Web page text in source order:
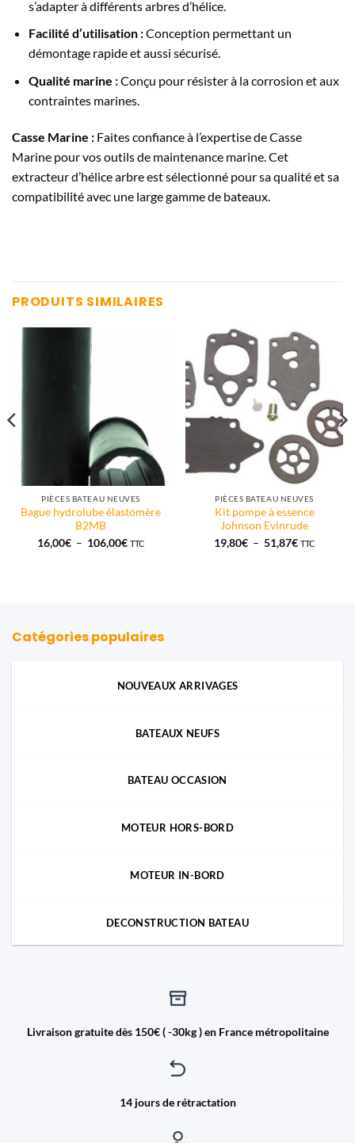
s’adapter à différents arbres d’hélice.
Facilité d’utilisation :Conception permettant un
démontage rapide et aussi sécurisé.
Qualité marine :Conçu pour résister à la corrosion et aux
contraintes marines.
Casse Marine : Faites confiance à l’expertise de Casse
Marine pour vos outils de maintenance marine. Cet
extracteur d’hélice arbre est sélectionné pour sa qualité et sa
compatibilité avec une large gamme de bateaux.
PRODUITS SIMILAIRES
PIÈCES BATEAU NEUVES
Bague hydrolube élastomère
B2MB
16,00€ – 106,00€Plage
TTC
PIÈCES BATEAU NEUVES
Kit pompe à essence
Johnson Evinrude
19,80€ – 51,87€Plage
TTC
Catégories populaires
NOUVEAUX ARRIVAGES
BATEAUX NEUFS
BATEAU OCCASION
MOTEUR HORS-BORD
MOTEUR IN-BORD
DECONSTRUCTION BATEAU
Livraison gratuite dès 150€ ( -30kg ) en France métropolitaine
14 jours de rétractation